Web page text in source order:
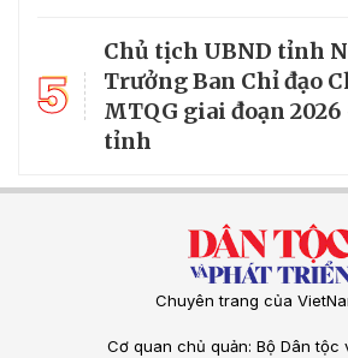
5
Chủ tịch UBND tỉnh
Trưởng Ban Chỉ đạo
MTQG giai đoạn 2026
tỉnh
Chuyên trang của
Cơ quan chủ quản: Bộ Dân tộc